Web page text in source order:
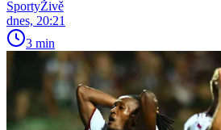
SportyŽivě
dnes, 20:21
3 min